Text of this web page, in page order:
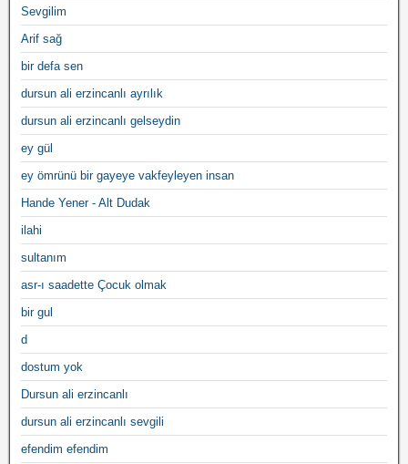
Sevgilim
Arif sağ
bir defa sen
dursun ali erzincanlı ayrılık
dursun ali erzincanlı gelseydin
ey gül
ey ömrünü bir gayeye vakfeyleyen insan
Hande Yener - Alt Dudak
ilahi
sultanım
asr-ı saadette Çocuk olmak
bir gul
d
dostum yok
Dursun ali erzincanlı
dursun ali erzincanlı sevgili
efendim efendim